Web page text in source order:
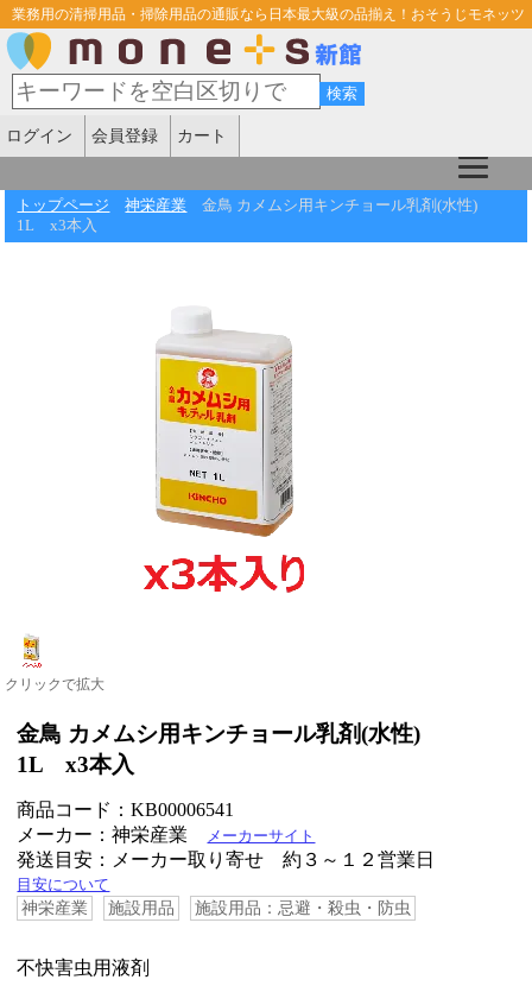
業務用の清掃用品・掃除用品の通販なら日本最大級の品揃え！おそうじモネッツ
ログイン 会員登録 カート
トップページ 神栄産業
金鳥 カメムシ用キンチョール乳剤(水性)
1L x3本入
クリックで拡大
金鳥 カメムシ用キンチョール乳剤(水性)
1L x3本入
商品コード：KB00006541
メーカー：神栄産業
メーカーサイト
発送目安：メーカー取り寄せ 約３～１２営業日
目安について
神栄産業 施設用品 施設用品：忌避・殺虫・防虫
不快害虫用液剤